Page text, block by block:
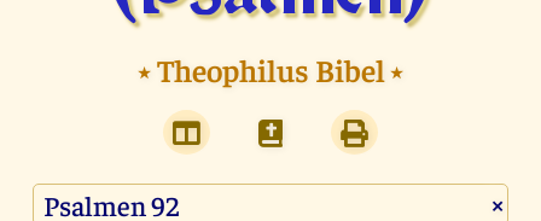
⭑Theophilus Bibel⭑
×